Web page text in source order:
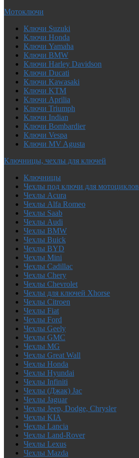
Мотоключи
Ключи Suzuki
Ключи Honda
Ключи Yamaha
Ключи BMW
Ключи Harley Davidson
Ключи Ducati
Ключи Kawasaki
Ключи KTM
Ключи Aprilia
Ключи Triumph
Ключи Indian
Ключи Bombardier
Ключи Vespa
Ключи MV Agusta
Ключницы, чехлы для ключей
Ключницы
Чехлы под ключи для мотоциклов
Чехлы Acura
Чехлы Alfa Romeo
Чехлы Saab
Чехлы Audi
Чехлы BMW
Чехлы Buick
Чехлы BYD
Чехлы Mini
Чехлы Cadillac
Чехлы Chery
Чехлы Chevrolet
Чехлы для ключей Xhorse
Чехлы Citroen
Чехлы Fiat
Чехлы Ford
Чехлы Geely
Чехлы GMC
Чехлы MG
Чехлы Great Wall
Чехлы Honda
Чехлы Hyundai
Чехлы Infiniti
Чехлы (Джак) Jac
Чехлы Jaguar
Чехлы Jeep, Dodge, Chrysler
Чехлы KIA
Чехлы Lancia
Чехлы Land-Rover
Чехлы Lexus
Чехлы Mazda